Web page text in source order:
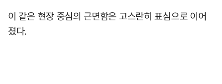
이 같은 현장 중심의 근면함은 고스란히 표심으로 이어
졌다.